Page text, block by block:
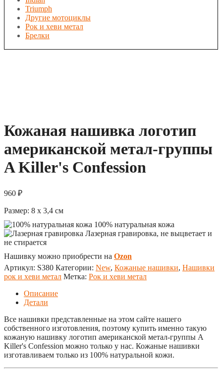
Triumph
Другие мотоциклы
Рок и хеви метал
Брелки
Кожаная нашивка логотип
американской метал-группы
A Killer's Confession
960 ₽
Размер: 8 x 3,4 см
100% натуральная кожа
Лазерная гравировка, не выцветает и
не стирается
Нашивку можно приобрести на Ozon
Артикул: S380 Категории: New, Кожаные нашивки, Нашивки
рок и хеви метал Метка: Рок и хеви метал
Описание
Детали
Все нашивки представленные на этом сайте нашего
собственного изготовления, поэтому купить именно такую
кожаную нашивку логотип американской метал-группы A
Killer's Confession можно только у нас. Кожаные нашивки
изготавливаем только из 100% натуральной кожи.